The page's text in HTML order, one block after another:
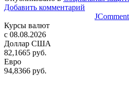
Добавить комментарий
Курсы валют
c 08.08.2026
Доллар США
82,1665 руб.
Евро
94,8366 руб.